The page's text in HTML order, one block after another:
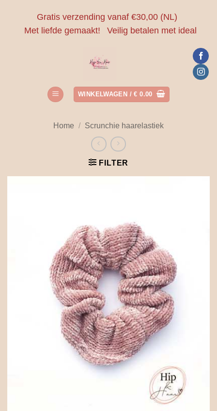
Gratis verzending vanaf €30,00 (NL)
Met liefde gemaakt!
Veilig betalen met ideal
WINKELWAGEN /€ 0.00
Home / Scrunchie haarelastiek
FILTER